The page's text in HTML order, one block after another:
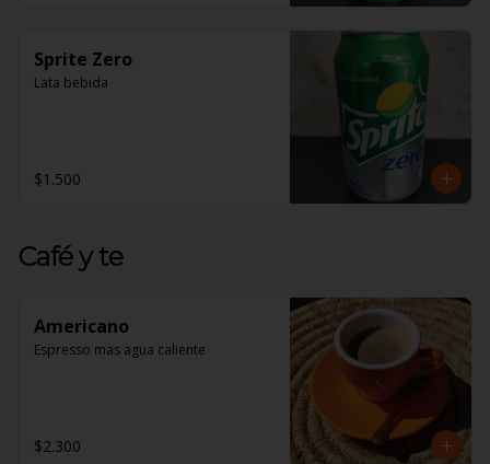
Sprite Zero
Lata bebida
$1.500
Café y te
Americano
Espresso mas agua caliente
$2.300